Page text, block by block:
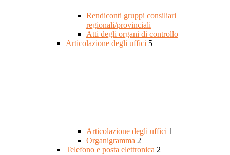
Rendiconti gruppi consiliari
regionali/provinciali
Atti degli organi di controllo
Articolazione degli uffici 5
Articolazione degli uffici 1
Organigramma 2
Telefono e posta elettronica 2